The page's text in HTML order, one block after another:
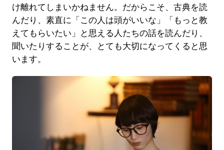
け離れてしまいかねません。だからこそ、古典を読
んだり、素直に「この人は頭がいいな」「もっと教
えてもらいたい」と思える人たちの話を読んだり、
聞いたりすることが、とても大切になってくると思
います。